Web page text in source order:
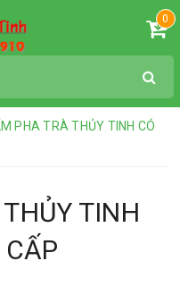
0
PHA TRÀ THỦY TINH CÓ
TINH